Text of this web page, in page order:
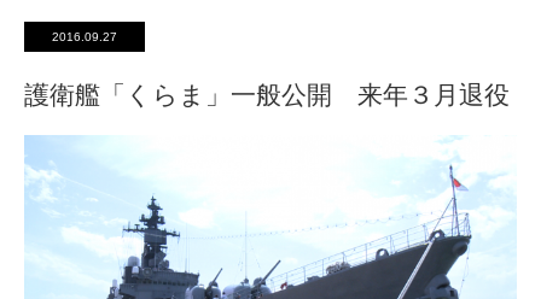
2016.09.27
護衛艦「くらま」一般公開 来年３月退役